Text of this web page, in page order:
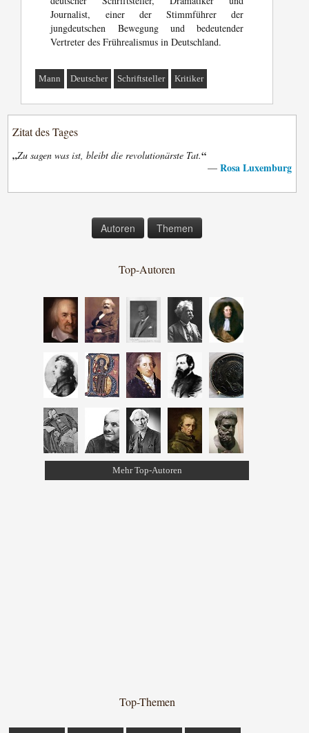
Journalist, einer der Stimmführer der
jungdeutschen Bewegung und bedeutender
Vertreter des Frührealismus in Deutschland.
Mann Deutscher Schriftsteller Kritiker
Zitat des Tages
„Zu sagen was ist, bleibt die revolutionärste Tat.“
— Rosa Luxemburg
Autoren Themen
Top-Autoren
Mehr Top-Autoren
Top-Themen